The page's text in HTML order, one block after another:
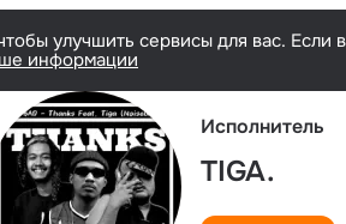
улучшить сервисы для вас.
информации
Исполнитель
TIGA.